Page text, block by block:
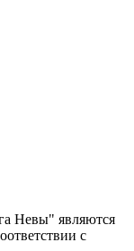
Невы" являются
с